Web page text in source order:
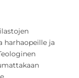
harhaopeille ja